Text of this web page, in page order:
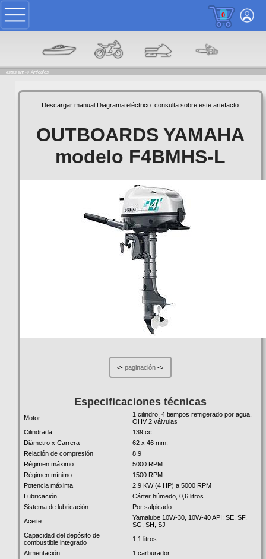
0
estas en: -> Articulos
Descargar manual Diagrama eléctrico consulta sobre este artefacto
OUTBOARDS YAMAHA
modelo F4BMHS-L
<-paginación ->
Especificaciones técnicas
Motor
1 cilindro, 4 tiempos refrigerado por agua,
OHV 2 válvulas
Cilindrada
139 cc.
Diámetro x Carrera
62 x 46 mm.
Relación de compresión
8.9
Régimen máximo
5000 RPM
Régimen mínimo
1500 RPM
Potencia máxima
2,9 KW (4 HP) a 5000 RPM
Lubricación
Cárter húmedo, 0,6 litros
Sistema de lubricación
Por salpicado
Aceite
Yamalube 10W-30, 10W-40 API: SE, SF,
SG, SH, SJ
Capacidad del depósito de
combustible integrado
1,1 litros
Alimentación
1 carburador